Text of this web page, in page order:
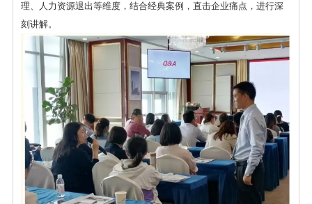
理、人力资源退出等维度，结合经典案例，直击企业痛点，进行深
刻讲解。